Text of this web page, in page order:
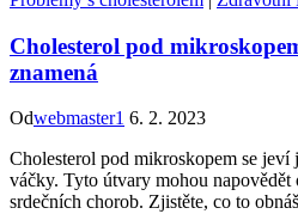
Cholesterol pod
znamená
Odwebmaster1 6. 2. 2023
Cholesterol pod mikroskopem se
váčky. Tyto útvary mohou
srdečních chorob. Zjistěte, co to